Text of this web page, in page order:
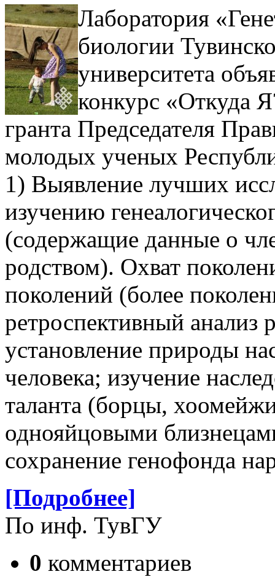
Лаборатория
биологии
университета
конкурс «Откуда
гранта Председателя
молодых ученых
1) Выявление лучших
изучению
(содержащие данные о
родством). Охват
поколений (более
ретроспективный
установление природы
человека; изучение
таланта (борцы,
однояйцовыми
сохранение генофонда
[Подробнее]
По инф. ТувГУ
0 комментариев